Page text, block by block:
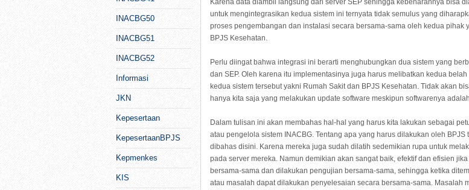
INACBG50
INACBG51
INACBG52
Informasi
JKN
Kepesertaan
KepesertaanBPJS
Kepmenkes
KIS
Karena data diambil langsung dari server SEP sehingga kebenarannya bisa
untuk mengintegrasikan kedua sistem ini ternyata tidak semulus yang
proses pengembangan dan instalasi secara bersama-sama oleh kedua pihak
BPJS Kesehatan.
Perlu diingat bahwa integrasi ini berarti menghubungkan dua sistem yang
dan SEP. Oleh karena itu implementasinya juga harus melibatkan kedua
kedua sistem tersebut yakni Rumah Sakit dan BPJS Kesehatan. Tidak akan
hanya kita saja yang melakukan update software meskipun softwarenya
Dalam tulisan ini akan membahas hal-hal yang harus kita lakukan sebagai
atau pengelola sistem INACBG. Tentang apa yang harus dilakukan oleh BPJS
dibahas disini. Karena mereka juga sudah dilatih sedemikian rupa untuk
pada server mereka. Namun demikian akan sangat baik, efektif dan efisien
bersama-sama dan dilakukan pengujian bersama-sama, sehingga ketika
atau masalah dapat dilakukan penyelesaian secara bersama-sama. Masalah